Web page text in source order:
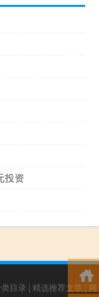
投资
目录 | 精选推荐文章 | 网